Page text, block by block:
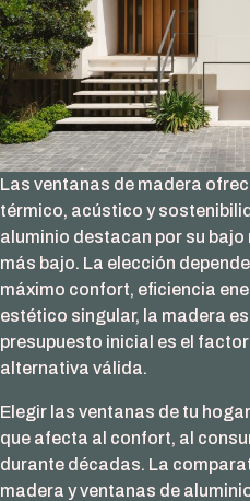
Las ventanas de madera
térmico, acústico y
aluminio destacan por su bajo
más bajo. La elección
máximo confort, eficiencia
estético singular, la madera
presupuesto inicial es el
alternativa válida.
Elegir las ventanas de tu
que afecta al confort, al
durante décadas. La
madera y ventanas de